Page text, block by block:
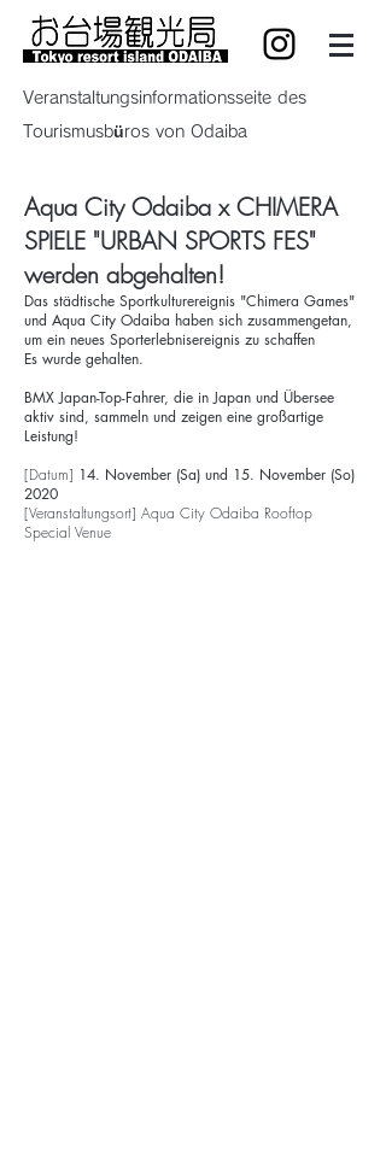
Veranstaltungsinformationsseite des
Tourismusbüros von Odaiba
Aqua City Odaiba x CHIMERA
SPIELE "URBAN SPORTS FES"
werden abgehalten!
Das städtische Sportkulturereignis "Chimera Games"
und Aqua City Odaiba haben sich zusammengetan,
um ein neues Sporterlebnisereignis zu schaffen
Es wurde gehalten.
BMX Japan-Top-Fahrer, die in Japan und Übersee
aktiv sind, sammeln und zeigen eine großartige
Leistung!
[Datum] 14. November (Sa) und 15. November (So)
2020
[Veranstaltungsort] Aqua City Odaiba Rooftop
Special Venue